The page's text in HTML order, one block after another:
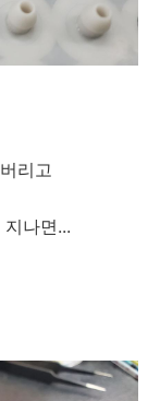
리고
나면...